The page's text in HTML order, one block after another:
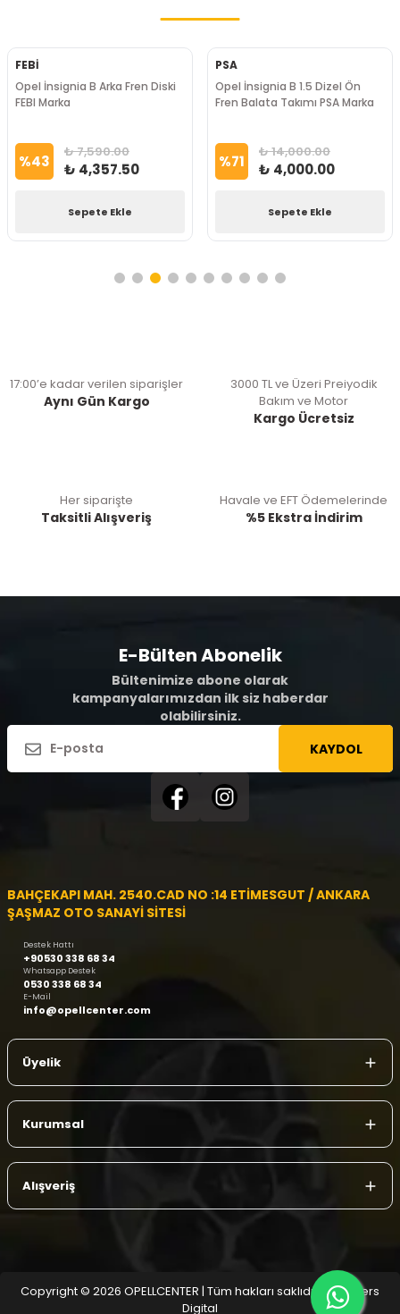
FEBİ
Opel İnsignia B Arka Fren Diski
FEBI Marka
%43 ₺ 7,590.00
₺ 4,357.50
Sepete Ekle
PSA
Opel İnsignia B 1.5 Dizel Ön
Fren Balata Takımı PSA Marka
%71 ₺ 14,000.00
₺ 4,000.00
Sepete Ekle
17:00’e kadar verilen siparişler
Aynı Gün Kargo
3000 TL ve Üzeri Preiyodik
Bakım ve Motor
Kargo Ücretsiz
Her siparişte
Taksitli Alışveriş
Havale ve EFT Ödemelerinde
%5 Ekstra İndirim
E-Bülten Abonelik
Bültenimize abone olarak
kampanyalarımızdan ilk siz haberdar
olabilirsiniz.
KAYDOL
BAHÇEKAPI MAH. 2540.CAD NO :14 ETİMESGUT / ANKARA
ŞAŞMAZ OTO SANAYİ SİTESİ
Destek Hattı
+90530 338 68 34
Whatsapp Destek
0530 338 68 34
E-Mail
info@opellcenter.com
Üyelik
Kurumsal
Alışveriş
Copyright © 2026 OPELLCENTER | Tüm hakları saklıdır.
| Reliefers
Digital